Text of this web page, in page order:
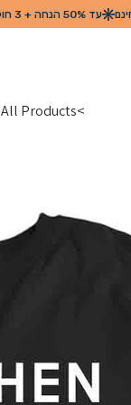
>
All Products